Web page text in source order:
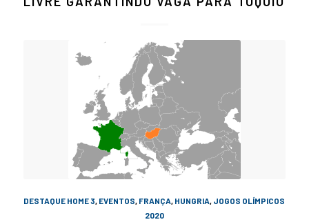
DESTAQUE HOME 3, EVENTOS, FRANÇA, HUNGRIA, JOGOS OLÍMPICOS
2020